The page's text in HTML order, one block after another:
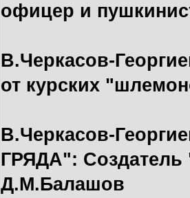
офицер и
В.Черкасов-
от курских
В.Черкасов-
ГРЯДА": Создатель
Д.М.Балашов